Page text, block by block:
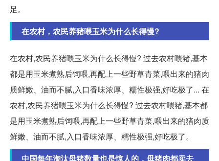
足。
在农村，农民养猪喂玉米为什么长得慢?
在农村,农民养猪喂玉米为什么长得慢? 过去农村喂猪,基本
都是用玉米煮熟后饲喂,再配上一些野草青菜,喂出来的猪肉
质鲜嫩、油而不腻,入口香味浓厚、糯性极强,好吃极了... 在
农村,农民养猪喂玉米为什么长得慢? 过去农村喂猪,基本都
是用玉米煮熟后饲喂,再配上一些野草青菜,喂出来的猪肉质
鲜嫩、油而不腻,入口香味浓厚、糯性极强,好吃极了。
中国每年淘汰母猪数量也是惊人的，母猪肉都卖去